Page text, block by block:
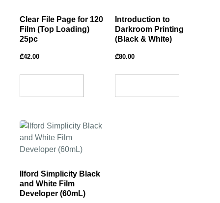
Clear File Page for 120
Film (Top Loading)
25pc
₾42.00
Introduction to
Darkroom Printing
(Black & White)
₾80.00
Ilford Simplicity Black
and White Film
Developer (60mL)